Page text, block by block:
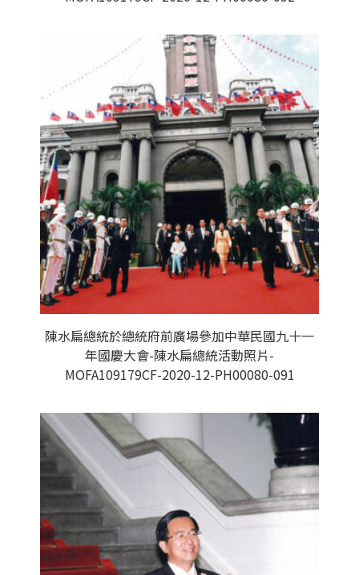
陳水扁總統於總統府前廣場參加中華民國九十一
年國慶大會-陳水扁總統活動照片-
MOFA109179CF-2020-12-PH00080-091